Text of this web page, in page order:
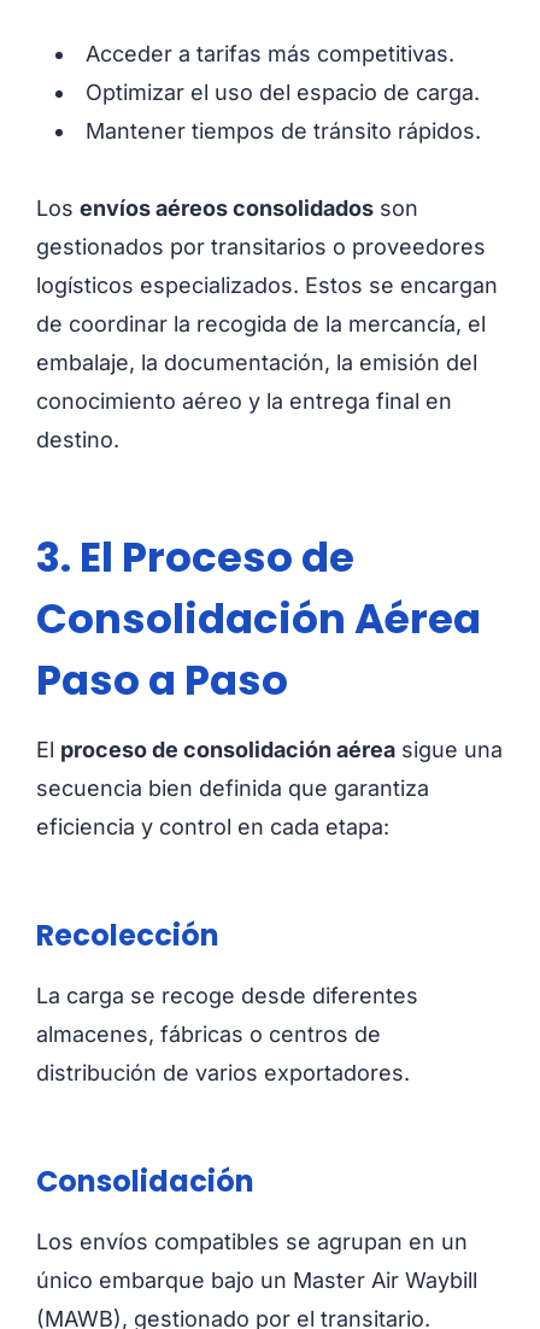
Acceder a tarifas más competitivas.
Optimizar el uso del espacio de carga.
Mantener tiempos de tránsito rápidos.
Los envíos aéreos consolidados son
gestionados por transitarios o proveedores
logísticos especializados. Estos se encargan
de coordinar la recogida de la mercancía, el
embalaje, la documentación, la emisión del
conocimiento aéreo y la entrega final en
destino.
3. El Proceso de
Consolidación Aérea
Paso a Paso
El proceso de consolidación aérea sigue una
secuencia bien definida que garantiza
eficiencia y control en cada etapa:
Recolección
La carga se recoge desde diferentes
almacenes, fábricas o centros de
distribución de varios exportadores.
Consolidación
Los envíos compatibles se agrupan en un
único embarque bajo un Master Air Waybill
(MAWB), gestionado por el transitario.